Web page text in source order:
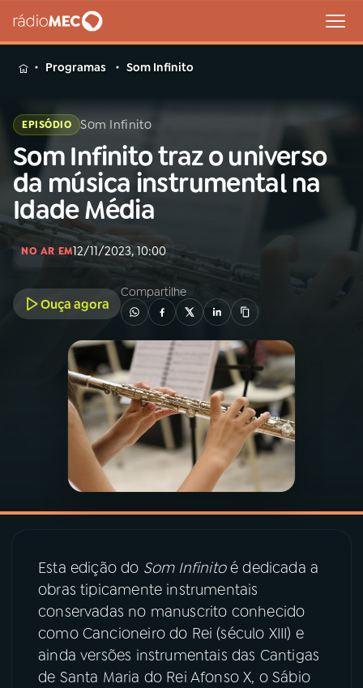
MENU
Buscar
na
Rádio
MEC
Buscar
Início
A RÁDIO
PROGRAMAÇÃO
PROGRAMAS
PODCASTS
06VIDEOCASTS
07ÚLTIMAS
PRÊMIO RÁDIO MEC
Programas Som Infinito
EPISÓDIO Som Infinito
Som Infinito traz o universo
da música instrumental na
Idade Média
NO AR EM12/11/2023, 10:00
Ouça agora
Compartilhe
Esta edição do Som Infinitoé dedicada a
obras tipicamente instrumentais
conservadas no manuscrito conhecido
como Cancioneiro do Rei (século XIII) e
ainda versões instrumentais das Cantigas
de Santa Maria do Rei Afonso X, o Sábio